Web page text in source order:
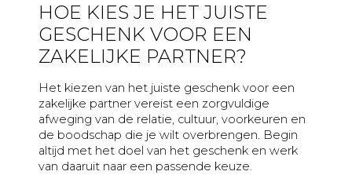
HOE KIES JE HET JUISTE
GESCHENK VOOR EEN
ZAKELIJKE PARTNER?
Het kiezen van het juiste geschenk voor een
zakelijke partner vereist een zorgvuldige
afweging van de relatie, cultuur, voorkeuren en
de boodschap die je wilt overbrengen. Begin
altijd met het doel van het geschenk en werk
van daaruit naar een passende keuze.